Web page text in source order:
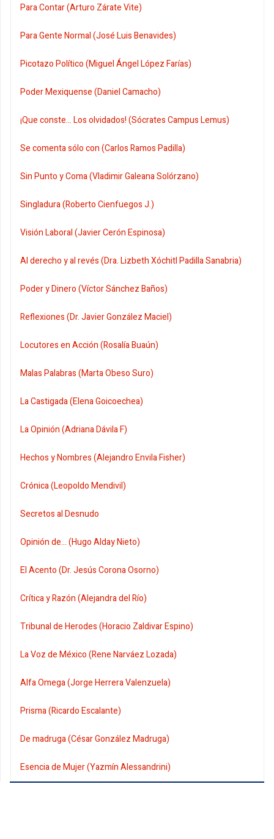
Para Contar (Arturo Zárate Vite)
Para Gente Normal (José Luis Benavides)
Picotazo Político (Miguel Ángel López Farías)
Poder Mexiquense (Daniel Camacho)
¡Que conste... Los olvidados! (Sócrates Campus Lemus)
Se comenta sólo con (Carlos Ramos Padilla)
Sin Punto y Coma (Vladimir Galeana Solórzano)
Singladura (Roberto Cienfuegos J.)
Visión Laboral (Javier Cerón Espinosa)
Al derecho y al revés (Dra. Lizbeth Xóchitl Padilla Sanabria)
Poder y Dinero (Víctor Sánchez Baños)
Reflexiones (Dr. Javier González Maciel)
Locutores en Acción (Rosalía Buaún)
Malas Palabras (Marta Obeso Suro)
La Castigada (Elena Goicoechea)
La Opinión (Adriana Dávila F)
Hechos y Nombres (Alejandro Envila Fisher)
Crónica (Leopoldo Mendivil)
Secretos al Desnudo
Opinión de... (Hugo Alday Nieto)
El Acento (Dr. Jesús Corona Osorno)
Crítica y Razón (Alejandra del Río)
Tribunal de Herodes (Horacio Zaldivar Espino)
La Voz de México (Rene Narváez Lozada)
Alfa Omega (Jorge Herrera Valenzuela)
Prisma (Ricardo Escalante)
De madruga (César González Madruga)
Esencia de Mujer (Yazmín Alessandrini)